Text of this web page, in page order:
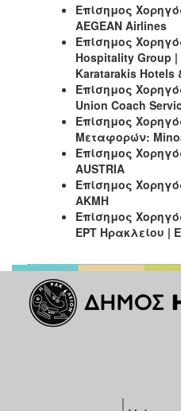
Επίσημος
AEGEAN Airlines
Επίσημος
Hospitality Group
Karatarakis Hotels
Επίσημος
Union Coach
Επίσημος
Μεταφορών:
Επίσημος
AUSTRIA
Επίσημος
ΑΚΜΗ
Επίσημος
ΕΡΤ Ηρακλείου |